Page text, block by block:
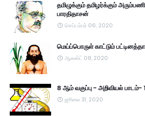
தமிழுக்கும் தமிழர்க்கும்
பாரதிதாசன்
செப்டம்பர் 06, 2020
மெய்ப்பொருள் காட்டும்
ஆகஸ்ட் 08, 2020
8 ஆம் வகுப்பு - அறிவியல்
ஜூலை 31, 2020